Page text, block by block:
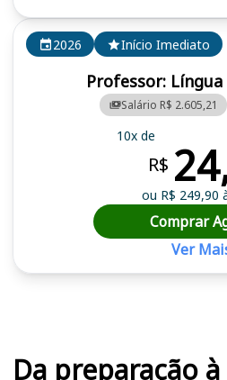
2026 Início Imediato
Professor:
Salário R$ 2.605,21
10x de
R$
ou R$ 249,90
Comprar
Ver
Da preparação